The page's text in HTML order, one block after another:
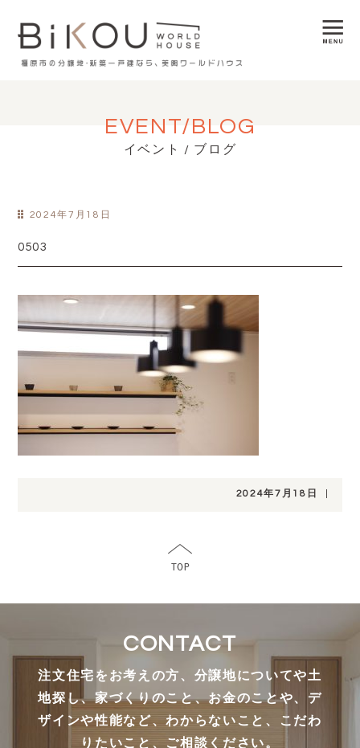
EVENT/BLOG
イベント / ブログ
2024年7月18日
0503
2024年7月18日
CONTACT
注文住宅をお考えの方、分譲地についてや土
地探し、家づくりのこと、お金のことや、デ
ザインや性能など、わからないこと、こだわ
りたいこと、ご相談ください。